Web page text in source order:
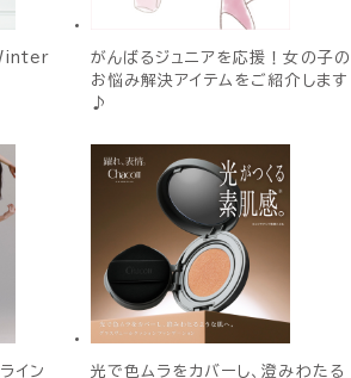
がんばるジュニアを応援！女の子の
お悩み解決アイテムをご紹介します
♪
イン
光で色ムラをカバーし、澄みわたる